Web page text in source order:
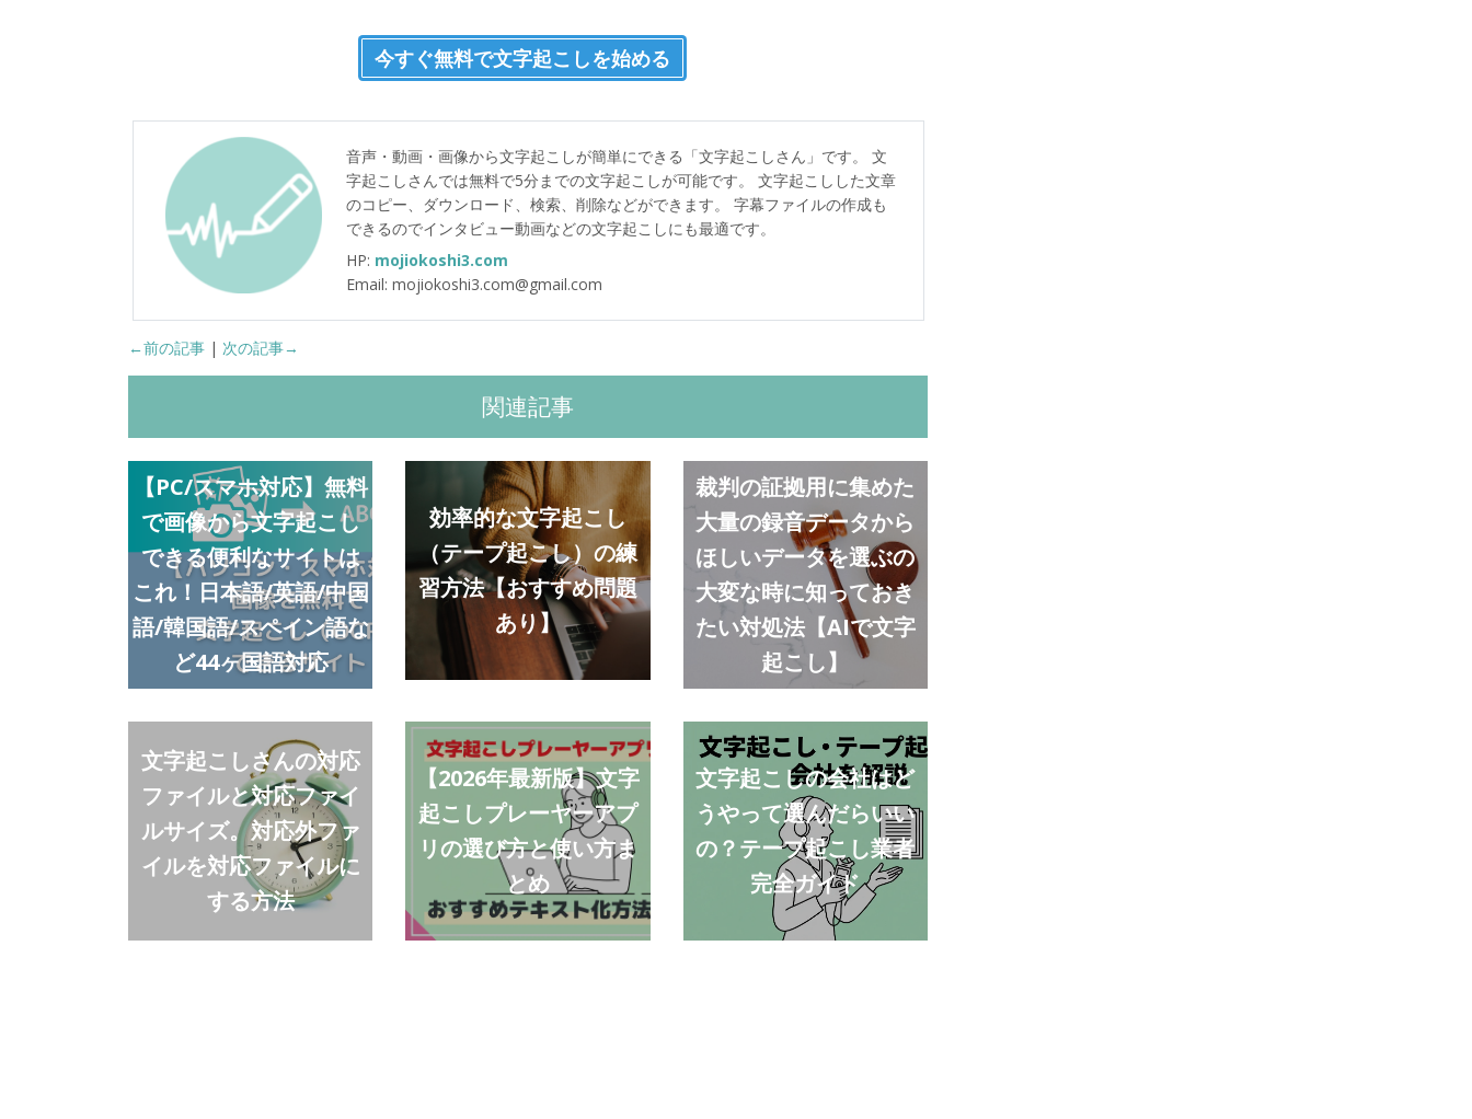
今すぐ無料で文字起こしを始める
音声・動画・画像から文字起こしが簡単にできる「文字起こしさん」です。 文
字起こしさんでは無料で5分までの文字起こしが可能です。 文字起こしした文章
のコピー、ダウンロード、検索、削除などができます。 字幕ファイルの作成も
できるのでインタビュー動画などの文字起こしにも最適です。
HP: mojiokoshi3.com
Email: mojiokoshi3.com@gmail.com
←前の記事 | 次の記事→
関連記事
【PC/スマホ対応】無料
で画像から文字起こし
できる便利なサイトは
これ！日本語/英語/中国
語/韓国語/スペイン語な
ど44ヶ国語対応
効率的な文字起こし
（テープ起こし）の練
習方法【おすすめ問題
あり】
裁判の証拠用に集めた
大量の録音データから
ほしいデータを選ぶの
大変な時に知っておき
たい対処法【AIで文字
起こし】
文字起こしさんの対応
ファイルと対応ファイ
ルサイズ。対応外ファ
イルを対応ファイルに
する方法
【2026年最新版】文字
起こしプレーヤーアプ
リの選び方と使い方ま
とめ
文字起こしの会社はど
うやって選んだらいい
の？テープ起こし業者
完全ガイド